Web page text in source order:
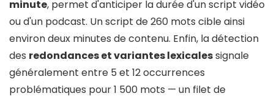
minute, permet d'anticiper la durée d'un script vidéo
ou d'un podcast. Un script de 260 mots cible ainsi
environ deux minutes de contenu. Enfin, la détection
des redondances et variantes lexicalessignale
généralement entre 5 et 12 occurrences
problématiques pour 1 500 mots — un filet de